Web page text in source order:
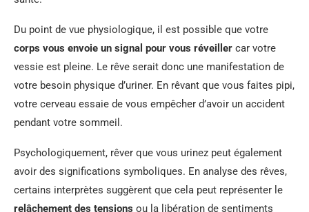
Du point de vue physiologique, il est possible que votre
corps vous envoie un signal pour vous réveiller car votre
vessie est pleine. Le rêve serait donc une manifestation de
votre besoin physique d’uriner. En rêvant que vous faites pipi,
votre cerveau essaie de vous empêcher d’avoir un accident
pendant votre sommeil.
Psychologiquement, rêver que vous urinez peut également
avoir des significations symboliques. En analyse des rêves,
certains interprètes suggèrent que cela peut représenter le
relâchement des tensions ou la libération de sentiments